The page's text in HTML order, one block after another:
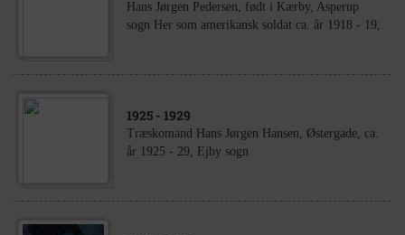
Hans Jørgen Pedersen, født i Kærby, Asperup
sogn Her som amerikansk soldat ca. år 1918 - 19,
1925 - 1929
Træskomand Hans Jørgen Hansen, Østergade, ca.
år 1925 - 29, Ejby sogn